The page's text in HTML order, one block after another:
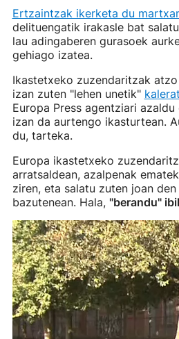
Ertzaintzak ikerketa du
delituengatik irakasle bat
lau adingaberen gurasoek
gehiago izatea.
Ikastetxeko zuzendaritzak
izan zuten "lehen unetik"
Europa Press agentziari
izan da aurtengo ikasturtean.
du, tarteka.
Europa ikastetxeko
arratsaldean, azalpenak
ziren, eta salatu zuten joan
bazutenean. Hala, "berandu"